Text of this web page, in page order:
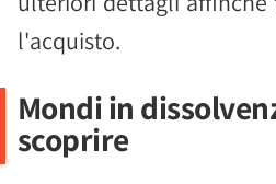
l'acquisto.
Mondi in
scoprire